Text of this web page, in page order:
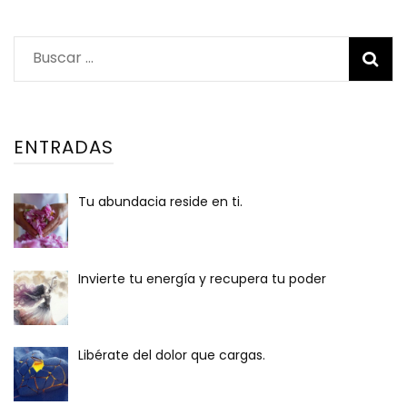
Buscar:
ENTRADAS
Tu abundacia reside en ti.
Invierte tu energía y recupera tu poder
Libérate del dolor que cargas.